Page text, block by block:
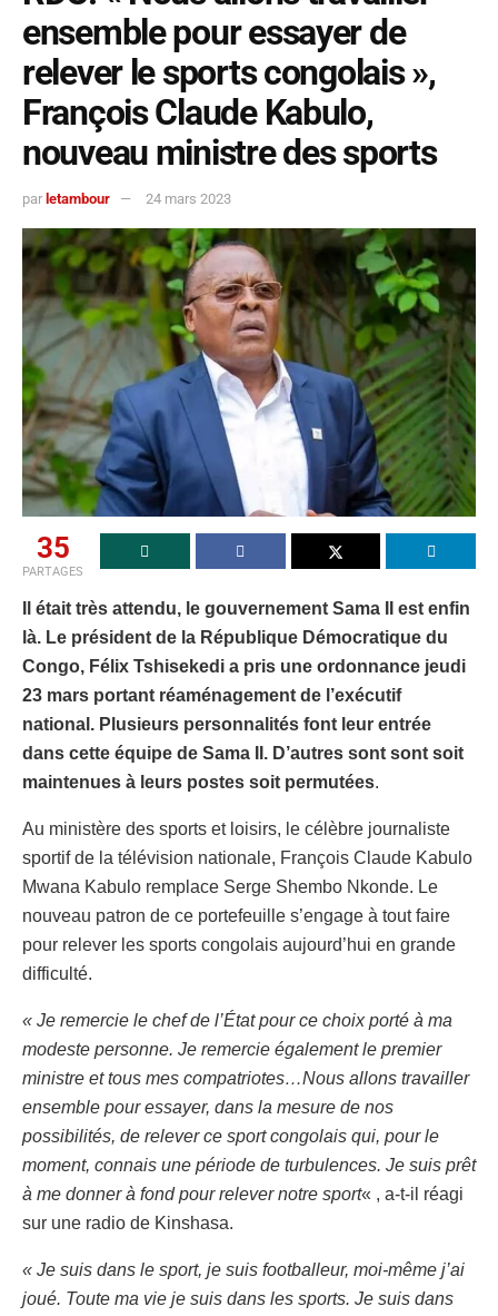
ensemble pour essayer de
relever le sports congolais »,
François Claude Kabulo,
nouveau ministre des sports
par letambour 24 mars 2023
35
PARTAGES
Il était très attendu, le gouvernement Sama II est enfin
là. Le président de la République Démocratique du
Congo, Félix Tshisekedi a pris une ordonnance jeudi
23 mars portant réaménagement de l’exécutif
national. Plusieurs personnalités font leur entrée
dans cette équipe de Sama II. D’autres sont sont soit
maintenues à leurs postes soit permutées.
Au ministère des sports et loisirs, le célèbre journaliste
sportif de la télévision nationale, François Claude Kabulo
Mwana Kabulo remplace Serge Shembo Nkonde. Le
nouveau patron de ce portefeuille s’engage à tout faire
pour relever les sports congolais aujourd’hui en grande
difficulté.
« Je remercie le chef de l’État pour ce choix porté à ma
modeste personne. Je remercie également le premier
ministre et tous mes compatriotes…Nous allons travailler
ensemble pour essayer, dans la mesure de nos
possibilités, de relever ce sport congolais qui, pour le
moment, connais une période de turbulences. Je suis prêt
à me donner à fond pour relever notre sport« , a-t-il réagi
sur une radio de Kinshasa.
« Je suis dans le sport, je suis footballeur, moi-même j’ai
joué. Toute ma vie je suis dans les sports. Je suis dans